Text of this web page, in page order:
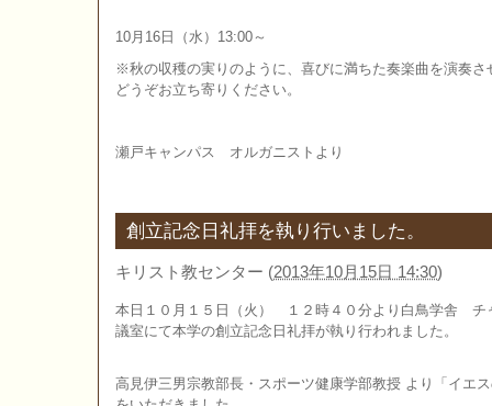
10月16日（水）13:00～
※秋の収穫の実りのように、喜びに満ちた奏楽曲を演奏
どうぞお立ち寄りください。
瀬戸キャンパス オルガニストより
創立記念日礼拝を執り行いました。
キリスト教センター (2013年10月15日 14:30)
本日１０月１５日（火） １２時４０分より白鳥学舎
議室にて本学の創立記念日礼拝が執り行われました。
高見伊三男宗教部長・スポーツ健康学部教授 より「イエ